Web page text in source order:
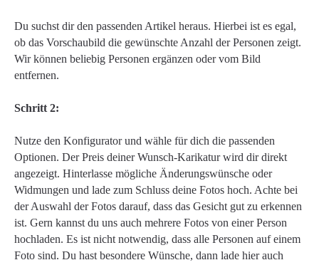
Du suchst dir den passenden Artikel heraus. Hierbei ist es egal,
ob das Vorschaubild die gewünschte Anzahl der Personen zeigt.
Wir können beliebig Personen ergänzen oder vom Bild
entfernen.
Schritt 2:
Nutze den Konfigurator und wähle für dich die passenden
Optionen. Der Preis deiner Wunsch-Karikatur wird dir direkt
angezeigt. Hinterlasse mögliche Änderungswünsche oder
Widmungen und lade zum Schluss deine Fotos hoch. Achte bei
der Auswahl der Fotos darauf, dass das Gesicht gut zu erkennen
ist. Gern kannst du uns auch mehrere Fotos von einer Person
hochladen. Es ist nicht notwendig, dass alle Personen auf einem
Foto sind. Du hast besondere Wünsche, dann lade hier auch